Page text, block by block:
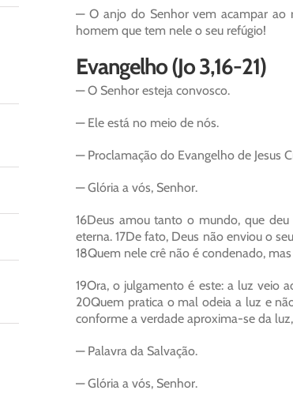
— O anjo do Senhor vem acampar ao
homem que tem nele o seu refúgio!
Evangelho (Jo 3,16-21)
— O Senhor esteja convosco.
— Ele está no meio de nós.
— Proclamação do Evangelho de Jesus
— Glória a vós, Senhor.
16Deus amou tanto o mundo, que
eterna. 17De fato, Deus não enviou o
18Quem nele crê não é condenado,
19Ora, o julgamento é este: a luz veio
20Quem pratica o mal odeia a luz e
conforme a verdade aproxima-se da
— Palavra da Salvação.
— Glória a vós, Senhor.